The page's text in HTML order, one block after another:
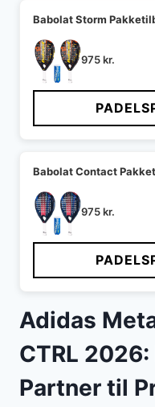
Babolat Storm
975kr.
Babolat Contact
975kr.
Adidas
CTRL
Partner til